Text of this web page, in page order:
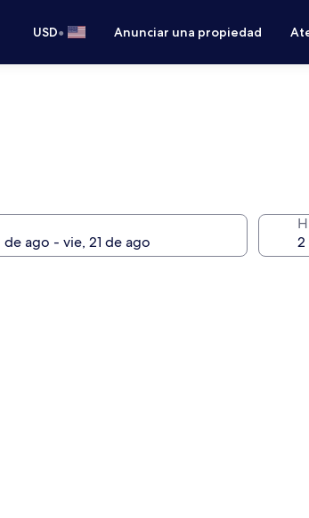
USD• Anunciar una propiedad